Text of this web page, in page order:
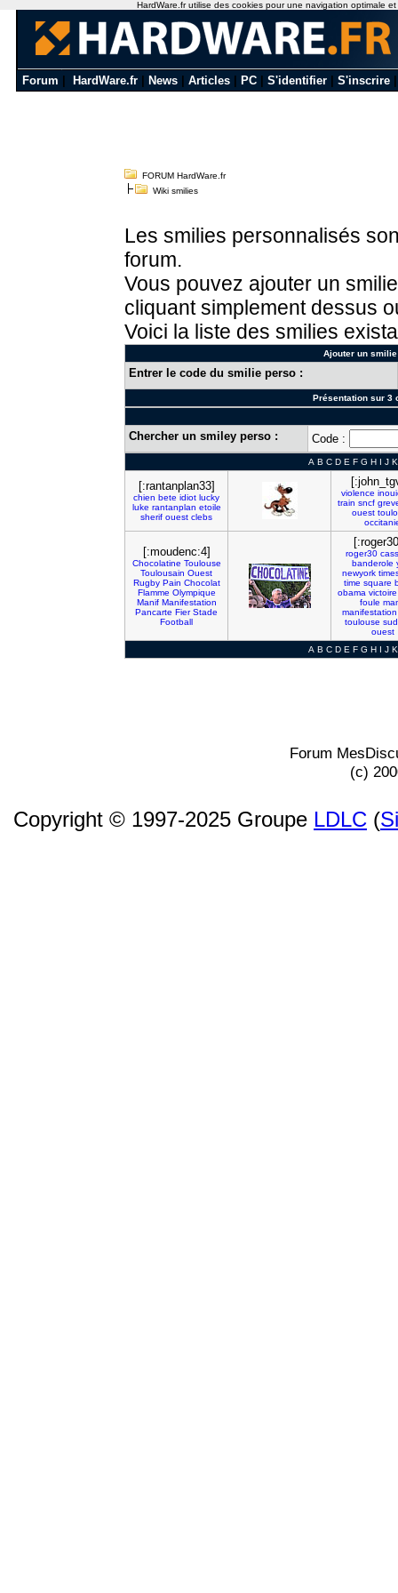
Forum HardWare.fr News Articles PC S'identifier S'inscrire
FORUM HardWare.fr
Wiki smilies
Les smilies personnalisés
forum.
Vous pouvez ajouter un
cliquant simplement dessus
Voici la liste des smilies
Ajouter un
Entrer le code du smilie perso :
Présentation sur 3
Chercher un smiley perso : Code :
A B C D E F G H I J K
[:rantanplan33]
chien bete idiot lucky
luke rantanplan etoile
sherif ouest clebs
violence
train sncf
ouest
[:moudenc:4]
Chocolatine Toulouse
Toulousain Ouest
Rugby Pain Chocolat
Flamme Olympique
Manif Manifestation
Pancarte Fier Stade
Football
roger30
banderole
newyork
time square
obama victoire
foule
manifestation
toulouse
ouest
A B C D E F G H I J K
Forum
(c)
Copyright © 1997-2025 Groupe LDLC (
HardWare.fr utilise des cookies pour une navigation optimale